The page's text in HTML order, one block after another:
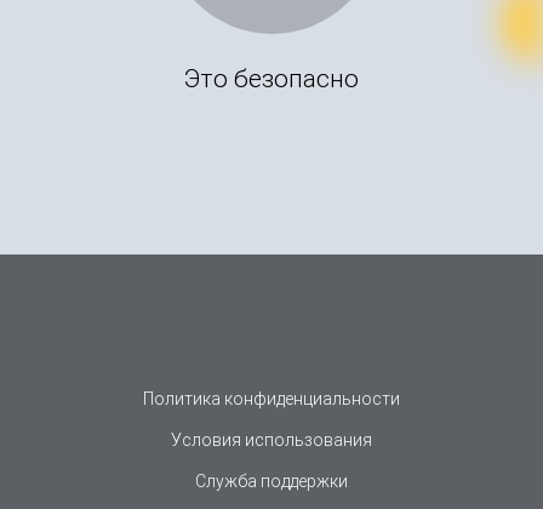
Это безопасно
Политика конфиденциальности
Условия использования
Служба поддержки